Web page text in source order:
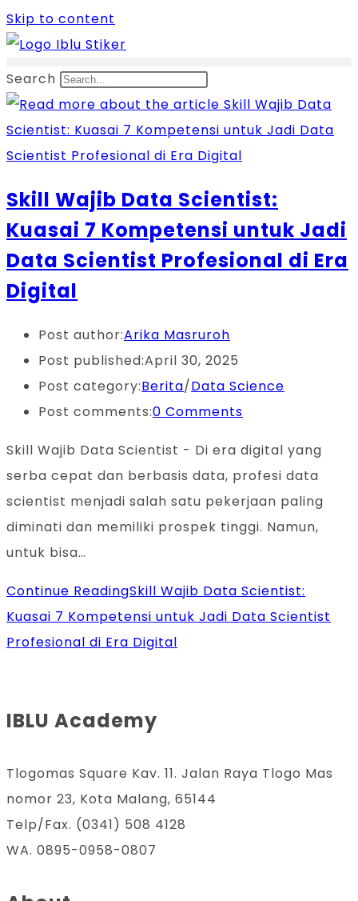
Skip to content
Search
Skill Wajib Data Scientist:
Kuasai 7 Kompetensi untuk Jadi
Data Scientist Profesional di Era
Digital
Post author:Arika Masruroh
Post published:April 30, 2025
Post category:Berita/Data Science
Post comments:0 Comments
Skill Wajib Data Scientist - Di era digital yang
serba cepat dan berbasis data, profesi data
scientist menjadi salah satu pekerjaan paling
diminati dan memiliki prospek tinggi. Namun,
untuk bisa…
Continue ReadingSkill Wajib Data Scientist:
Kuasai 7 Kompetensi untuk Jadi Data Scientist
Profesional di Era Digital
IBLU Academy
Tlogomas Square Kav. 11. Jalan Raya Tlogo Mas
nomor 23, Kota Malang, 65144
Telp/Fax. (0341) 508 4128
WA. 0895-0958-0807